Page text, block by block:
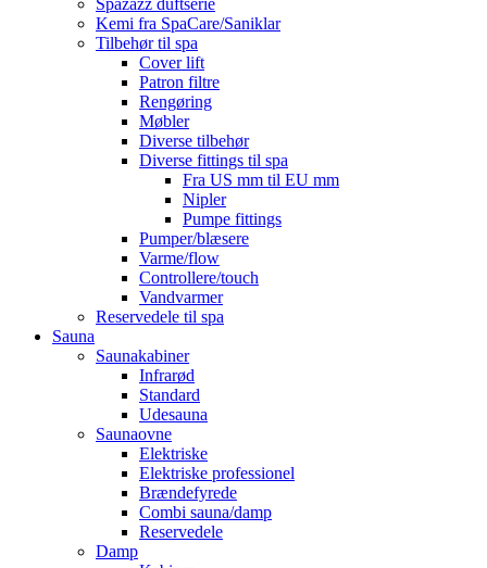
Spazazz duftserie
Kemi fra SpaCare/Saniklar
Tilbehør til spa
Cover lift
Patron filtre
Rengøring
Møbler
Diverse tilbehør
Diverse fittings til spa
Fra US mm til EU mm
Nipler
Pumpe fittings
Pumper/blæsere
Varme/flow
Controllere/touch
Vandvarmer
Reservedele til spa
Sauna
Saunakabiner
Infrarød
Standard
Udesauna
Saunaovne
Elektriske
Elektriske professionel
Brændefyrede
Combi sauna/damp
Reservedele
Damp